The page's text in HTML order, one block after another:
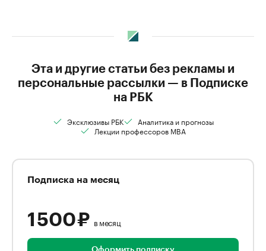
Эта и другие статьи без рекламы и
персональные рассылки — в Подписке
на РБК
Эксклюзивы РБК
Аналитика и прогнозы
Лекции профессоров MBA
Подписка на месяц
1 500 ₽ в месяц